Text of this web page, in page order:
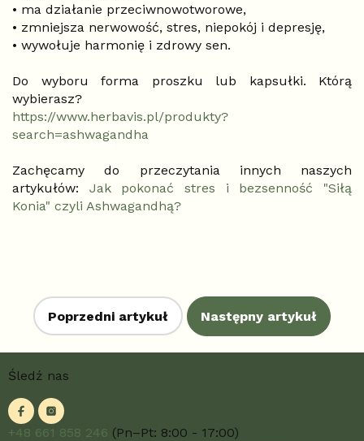
• ma działanie przeciwnowotworowe,
• zmniejsza nerwowość, stres, niepokój i depresję,
• wywołuje harmonię i zdrowy sen.
Do wyboru forma proszku lub kapsułki. Którą
wybierasz?
https://www.herbavis.pl/produkty?
search=ashwagandha
Zachęcamy do przeczytania innych naszych
artykułów: Jak pokonać stres i bezsenność "Siłą
Konia" czyli Ashwagandhą?
Poprzedni artykuł Następny artykuł
p
Śledź nas
+48 661 858 246 (Pn–Pt: 8:00 - 17:00)